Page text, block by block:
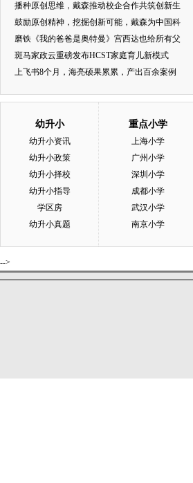
播种原创思维，戴森推动校企合作共筑创新生
鼓励原创精神，挖掘创新可能，戴森为中国科
磨铁《我的爸爸是奥特曼》宫西达也给所有父
斑马家政云重磅发布HCST家庭育儿新模式
上飞书8个月，海亮硕果累累，产出百余案例
幼升小
幼升小资讯
幼升小政策
幼升小择校
幼升小指导
学区房
幼升小真题
重点小学
上海小学
广州小学
深圳小学
成都小学
武汉小学
南京小学
-->